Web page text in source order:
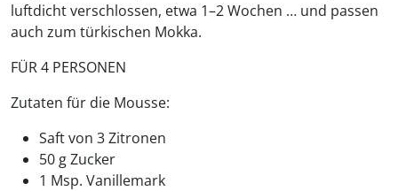
luftdicht verschlossen, etwa 1–2 Wochen … und passen
auch zum türkischen Mokka.
FÜR 4 PERSONEN
Zutaten für die Mousse:
Saft von 3 Zitronen
50 g Zucker
1 Msp. Vanillemark